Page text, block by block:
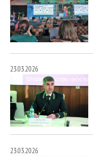
23.03.2026
23.03.2026